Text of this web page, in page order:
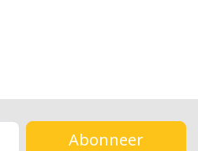
Abonneer